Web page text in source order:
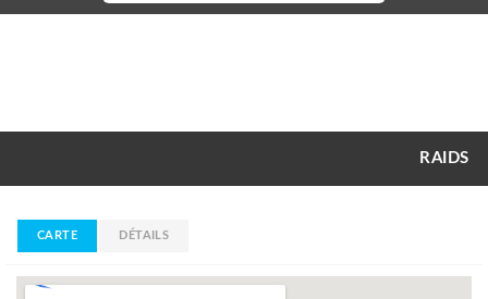
RAIDS
CARTE DÉTAILS